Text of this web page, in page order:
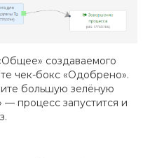
создаваемого
чек-бокс «Одобрено».
большую зелёную
— процесс запустится и